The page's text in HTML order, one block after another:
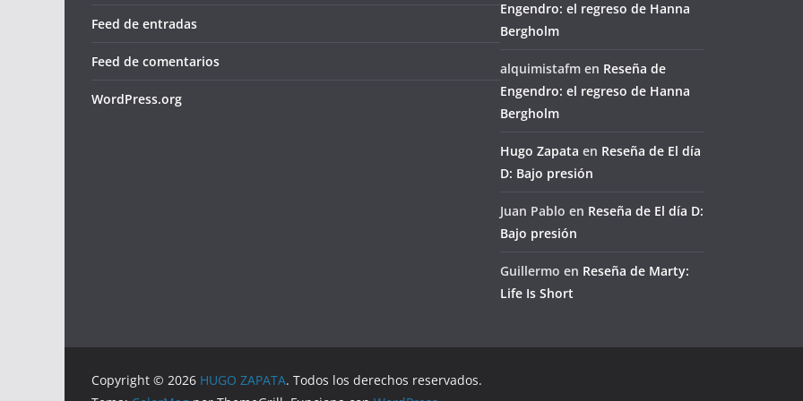
Feed de entradas
Feed de comentarios
WordPress.org
Engendro: el regreso de Hanna
Bergholm
alquimistafm en Reseña de
Engendro: el regreso de Hanna
Bergholm
Hugo Zapata en Reseña de El día
D: Bajo presión
Juan Pablo en Reseña de El día D:
Bajo presión
Guillermo en Reseña de Marty:
Life Is Short
Copyright © 2026 HUGO ZAPATA. Todos los derechos reservados.